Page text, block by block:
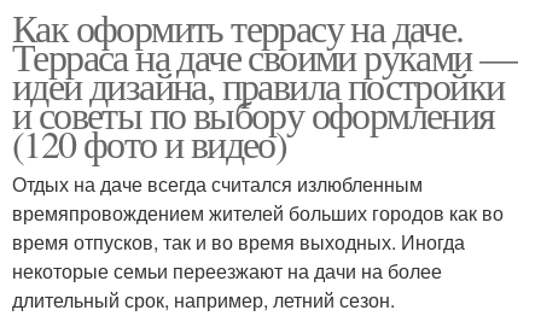
Как оформить террасу на даче.
Терраса на даче своими руками —
идеи дизайна, правила постройки
и советы по выбору оформления
(120 фото и видео)
Отдых на даче всегда считался излюбленным
времяпровождением жителей больших городов как во
время отпусков, так и во время выходных. Иногда
некоторые семьи переезжают на дачи на более
длительный срок, например, летний сезон.